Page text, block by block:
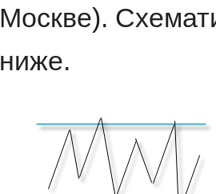
Москве).
ниже.